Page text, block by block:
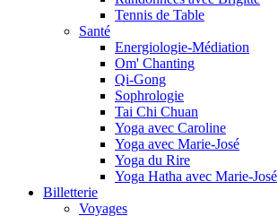
Tennis de Table
Santé
Energiologie-Médiation
Om' Chanting
Qi-Gong
Sophrologie
Tai Chi Chuan
Yoga avec Caroline
Yoga avec Marie-José
Yoga du Rire
Yoga Hatha avec Marie-José
Billetterie
Voyages